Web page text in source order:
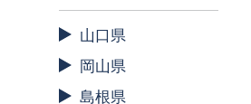
山口県
岡山県
島根県